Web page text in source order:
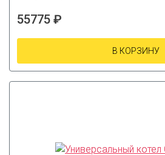
55775 ₽
В КОРЗИНУ